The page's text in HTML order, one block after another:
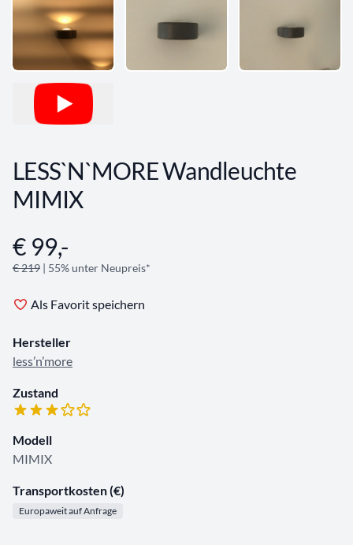
LESS`N`MORE Wandleuchte
MIMIX
Angebotsinformationen
€ 99,-
€ 219 | 55% unter Neupreis*
Als Favorit speichern
Hersteller
less’n’more
Zustand
Modell
MIMIX
Transportkosten (€)
Europaweit auf Anfrage